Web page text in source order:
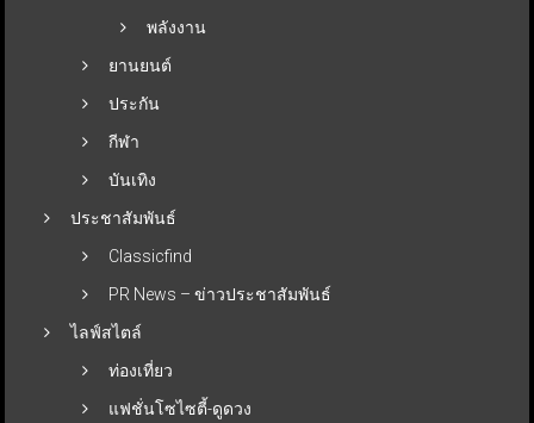
พลังงาน
ยานยนต์
ประกัน
กีฬา
บันเทิง
ประชาสัมพันธ์
Classicfind
PR News – ข่าวประชาสัมพันธ์
ไลฟ์สไตล์
ท่องเที่ยว
แฟชั่นโซไซตี้-ดูดวง